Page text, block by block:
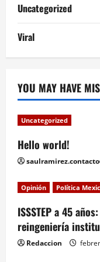
Uncategorized
Viral
YOU MAY HAVE
Uncategorized
Hello world!
Opinión Política
ISSSTEP a 45
reingeniería
Redaccion